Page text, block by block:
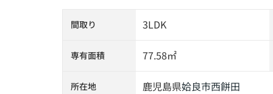
間取り 3LDK
専有面積 77.58㎡
所在地 鹿児島県姶良市西餅田